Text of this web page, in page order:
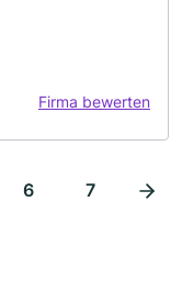
Firma bewerten
6 7